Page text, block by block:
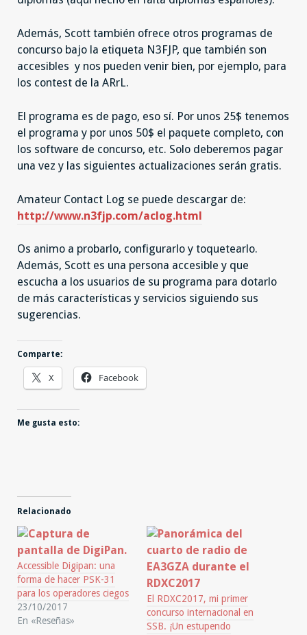
Además, Scott también ofrece otros programas de
concurso bajo la etiqueta N3FJP, que también son
accesibles y nos pueden venir bien, por ejemplo, para
los contest de la ARrL.
El programa es de pago, eso sí. Por unos 25$ tenemos
el programa y por unos 50$ el paquete completo, con
los software de concurso, etc. Solo deberemos pagar
una vez y las siguientes actualizaciones serán gratis.
Amateur Contact Log se puede descargar de:
http://www.n3fjp.com/aclog.html
Os animo a probarlo, configurarlo y toquetearlo.
Además, Scott es una persona accesible y que
escucha a los usuarios de su programa para dotarlo
de más características y servicios siguiendo sus
sugerencias.
Comparte:
X Facebook
Me gusta esto:
Relacionado
Accessible Digipan: una
forma de hacer PSK-31
para los operadores ciegos
23/10/2017
En «Reseñas»
El RDXC2017, mi primer
concurso internacional en
SSB. ¡Un estupendo